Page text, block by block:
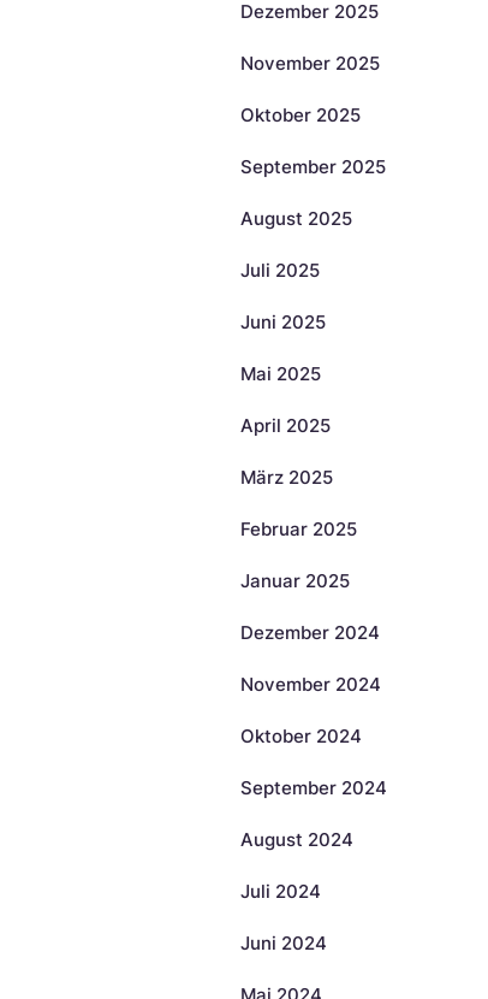
Dezember 2025
November 2025
Oktober 2025
September 2025
August 2025
Juli 2025
Juni 2025
Mai 2025
April 2025
März 2025
Februar 2025
Januar 2025
Dezember 2024
November 2024
Oktober 2024
September 2024
August 2024
Juli 2024
Juni 2024